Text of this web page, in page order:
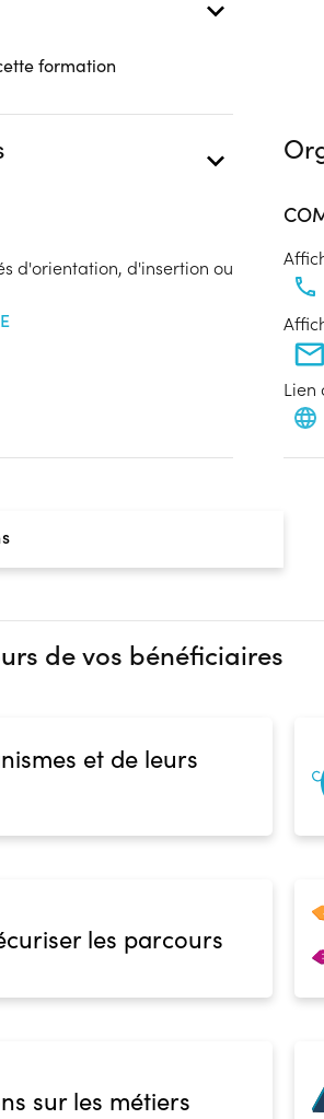
formation
d'orientation, d'insertion ou
Lien
de vos bénéficiaires
et de leurs
les parcours
sur les métiers